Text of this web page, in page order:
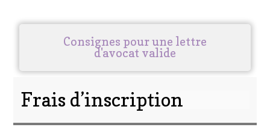
Consignes pour une lettre
d'avocat valide
Frais d’inscription